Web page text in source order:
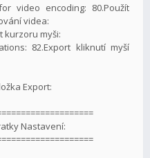
video encoding: 80.Použít
videa:
kurzoru myši:
82.Export kliknutí myší
Export:
Nastavení: